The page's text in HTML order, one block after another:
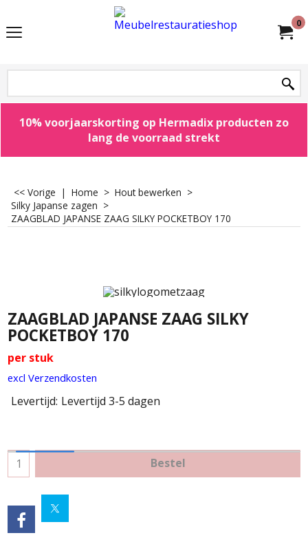
0
10% voorjaarskorting op Hermadix producten zo
lang de voorraad strekt
<< Vorige | Home > Hout bewerken >
Silky Japanse zagen >
ZAAGBLAD JAPANSE ZAAG SILKY POCKETBOY 170
ZAAGBLAD JAPANSE ZAAG SILKY
POCKETBOY 170
per stuk
excl Verzendkosten
Levertijd: Levertijd 3-5 dagen
Bestel